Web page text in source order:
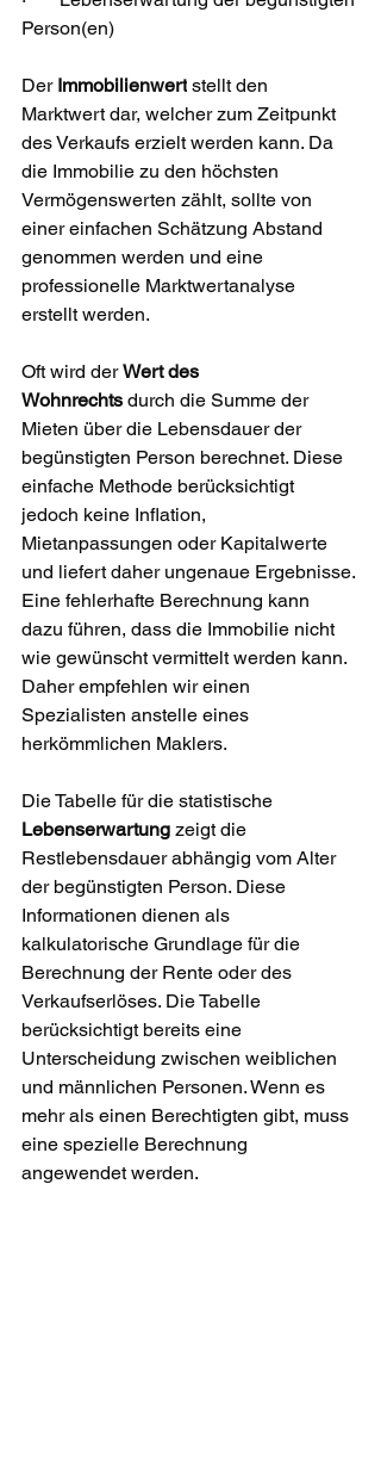
Person(en)
Der Immobilienwert stellt den
Marktwert dar, welcher zum Zeitpunkt
des Verkaufs erzielt werden kann. Da
die Immobilie zu den höchsten
Vermögenswerten zählt, sollte von
einer einfachen Schätzung Abstand
genommen werden und eine
professionelle Marktwertanalyse
erstellt werden.
Oft wird der Wert des
Wohnrechts durch die Summe der
Mieten über die Lebensdauer der
begünstigten Person berechnet. Diese
einfache Methode berücksichtigt
jedoch keine Inflation,
Mietanpassungen oder Kapitalwerte
und liefert daher ungenaue Ergebnisse.
Eine fehlerhafte Berechnung kann
dazu führen, dass die Immobilie nicht
wie gewünscht vermittelt werden kann.
Daher empfehlen wir einen
Spezialisten anstelle eines
herkömmlichen Maklers.
Die Tabelle für die statistische
Lebenserwartung zeigt die
Restlebensdauer abhängig vom Alter
der begünstigten Person. Diese
Informationen dienen als
kalkulatorische Grundlage für die
Berechnung der Rente oder des
Verkaufserlöses. Die Tabelle
berücksichtigt bereits eine
Unterscheidung zwischen weiblichen
und männlichen Personen. Wenn es
mehr als einen Berechtigten gibt, muss
eine spezielle Berechnung
angewendet werden.